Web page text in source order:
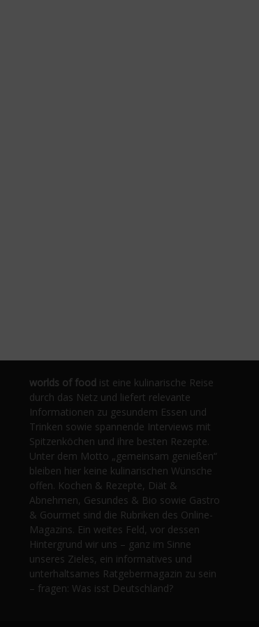
worlds of food ist eine kulinarische Reise
durch das Netz und liefert relevante
Informationen zu gesundem Essen und
Trinken sowie spannende Interviews mit
Spitzenköchen und ihre besten Rezepte.
Unter dem Motto „gemeinsam genießen“
bleiben hier keine kulinarischen Wünsche
offen. Kochen & Rezepte, Diät &
Abnehmen, Gesundes & Bio sowie Gastro
& Gourmet sind die Rubriken des Online-
Magazins. Ein weites Feld, vor dessen
Hintergrund wir uns – ganz im Sinne
unseres Zieles, ein informatives und
unterhaltsames Ratgebermagazin zu sein
– fragen: Was isst Deutschland?